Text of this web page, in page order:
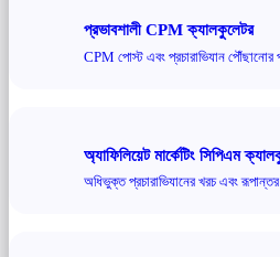
প্রভাবশালী CPM ক্যালকুলেটর
CPM পোস্ট এবং প্রচারাভিযান
অ্যাফিলিয়েট মার্কেটিং সিপিএম
অধিভুক্ত প্রচারাভিযানের খরচ এবং